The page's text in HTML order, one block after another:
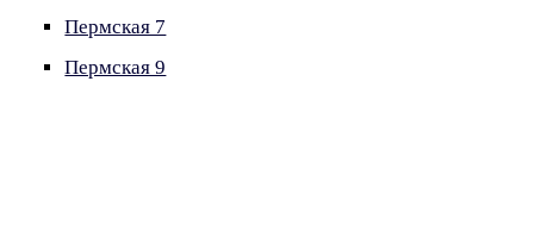
Пермская 7
Пермская 9